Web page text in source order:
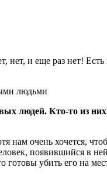
и еще раз нет!
людей. Кто-то из
нам очень хочется,
появившийся в
готовы убить его на